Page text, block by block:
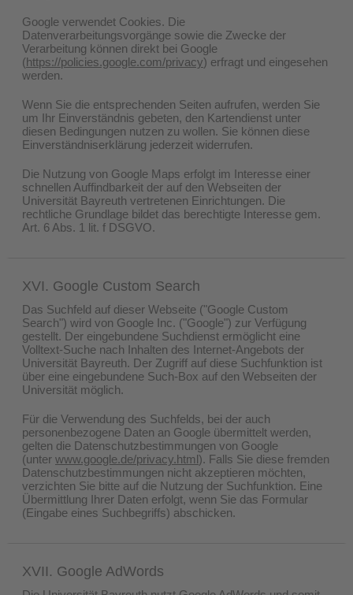
Google verwendet Cookies. Die
Datenverarbeitungsvorgänge sowie die Zwecke der
Verarbeitung können direkt bei Google
(https://policies.google.com/privacy) erfragt und eingesehen
werden.
Wenn Sie die entsprechenden Seiten aufrufen, werden Sie
um Ihr Einverständnis gebeten, den Kartendienst unter
diesen Bedingungen nutzen zu wollen. Sie können diese
Einverständniserklärung jederzeit widerrufen.
Die Nutzung von Google Maps erfolgt im Interesse einer
schnellen Auffindbarkeit der auf den Webseiten der
Universität Bayreuth vertretenen Einrichtungen. Die
rechtliche Grundlage bildet das berechtigte Interesse gem.
Art. 6 Abs. 1 lit. f DSGVO.
XVI. Google Custom Search
Das Suchfeld auf dieser Webseite ("Google Custom
Search") wird von Google Inc. ("Google") zur Verfügung
gestellt. Der eingebundene Suchdienst ermöglicht eine
Volltext-Suche nach Inhalten des Internet-Angebots der
Universität Bayreuth. Der Zugriff auf diese Suchfunktion ist
über eine eingebundene Such-Box auf den Webseiten der
Universität möglich.
Für die Verwendung des Suchfelds, bei der auch
personenbezogene Daten an Google übermittelt werden,
gelten die Datenschutzbestimmungen von Google
(unter www.google.de/privacy.html). Falls Sie diese fremden
Datenschutzbestimmungen nicht akzeptieren möchten,
verzichten Sie bitte auf die Nutzung der Suchfunktion. Eine
Übermittlung Ihrer Daten erfolgt, wenn Sie das Formular
(Eingabe eines Suchbegriffs) abschicken.
XVII. Google AdWords